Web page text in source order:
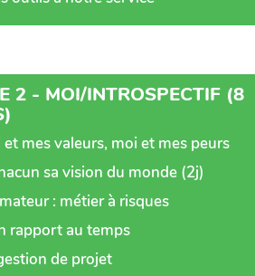
2 - MOI/INTROSPECTIF (8
et mes valeurs, moi et mes peurs
sa vision du monde (2j)
: métier à risques
rapport au temps
de projet